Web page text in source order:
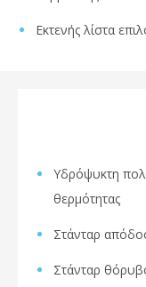
Εκτενής λίστα
Υδρόψυκτη
θερμότητας
Στάνταρ
Στάνταρ